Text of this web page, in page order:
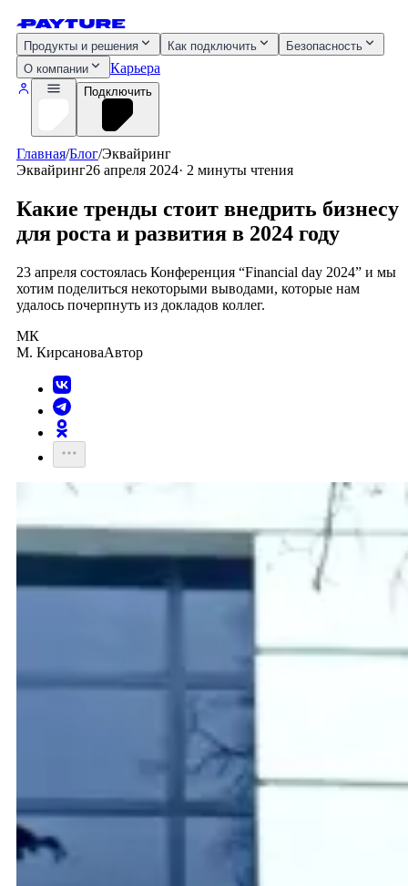
Продукты и решения Как подключить
Безопасность
О компании
Карьера
Подключить
Главная/Блог/Эквайринг
Эквайринг26 апреля 2024· 2 минуты чтения
Какие тренды стоит внедрить бизнесу
для роста и развития в 2024 году
23 апреля состоялась Конференция “Financial day 2024” и мы
хотим поделиться некоторыми выводами, которые нам
удалось почерпнуть из докладов коллег.
МК
М. КирсановаАвтор